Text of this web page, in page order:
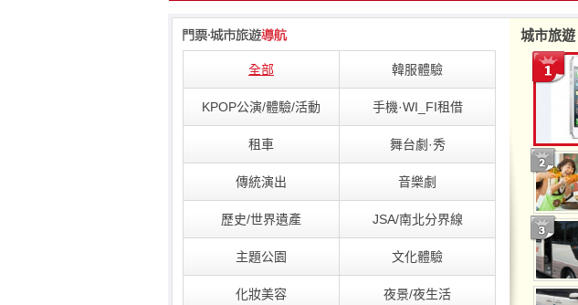
全部 韓服體驗
KPOP公演/體驗/活動 手機·WI_FI租借
租車 舞台劇·秀
傳統演出 音樂劇
歷史/世界遺產 JSA/南北分界線
主題公園 文化體驗
化妝美容 夜景/夜生活
城市旅遊